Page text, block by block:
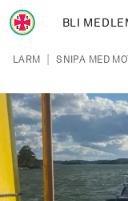
Hoppa till
BLI
Länkstig
LARM | SNIPA MED